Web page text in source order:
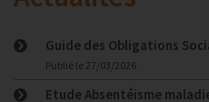
Guide des Obligations
Publié le 27/03/2026
Etude Absentéisme